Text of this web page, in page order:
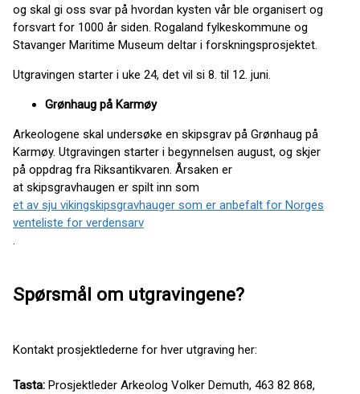
og skal gi oss svar på hvordan kysten vår ble organisert og
forsvart for 1000 år siden. Rogaland fylkeskommune og
Stavanger Maritime Museum deltar i forskningsprosjektet.
Utgravingen starter i uke 24, det vil si 8. til 12. juni.
Grønhaug på Karmøy
Arkeologene skal undersøke en skipsgrav på Grønhaug på
Karmøy. Utgravingen starter i begynnelsen august, og skjer
på oppdrag fra Riksantikvaren. Årsaken er
at skipsgravhaugen er spilt inn som
et av sju vikingskipsgravhauger som er anbefalt for Norges
venteliste for verdensarv
.
Spørsmål om utgravingene?
Kontakt prosjektlederne for hver utgraving her:
Tasta: Prosjektleder Arkeolog Volker Demuth, 463 82 868,